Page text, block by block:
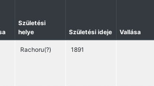
Születési
helye
Születési ideje Vallása
Rachoru(?) 1891